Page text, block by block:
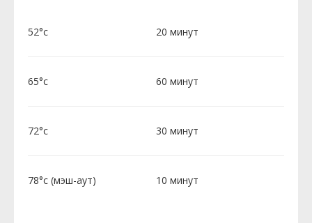
52°c 20 минут
65°c 60 минут
72°c 30 минут
78°c (мэш-аут) 10 минут